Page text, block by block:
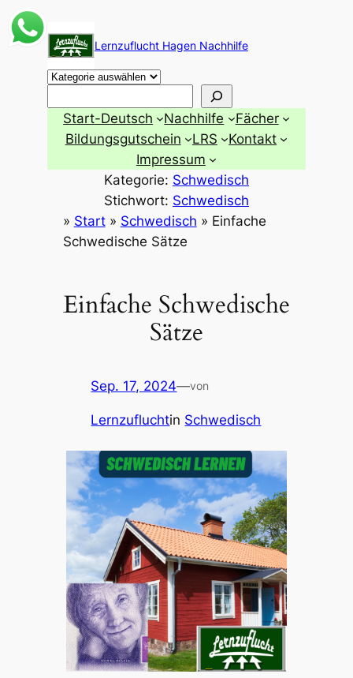
Zum
Inhalt
springen
Lernzuflucht Hagen Nachhilfe
Start-Deutsch Nachhilfe
Fächer
Bildungsgutschein
LRS
Kontakt
Impressum
Kategorie: Schwedisch
Stichwort: Schwedisch
» Start» Schwedisch » Einfache
Schwedische Sätze
Einfache Schwedische
Sätze
Sep. 17, 2024—von
Lernzufluchtin Schwedisch